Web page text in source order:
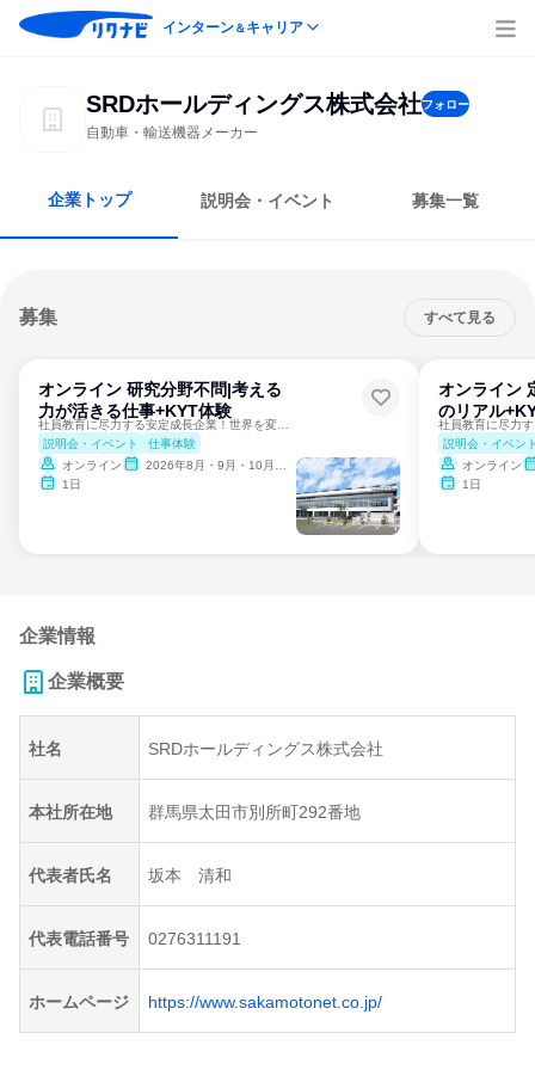
インターン＆キャリア
SRDホールディングス株式会社フォロー
自動車・輸送機器メーカー
企業トップ 説明会・イベント 募集一覧
募集 すべて見る
オンライン 研究分野不問|考える
力が活きる仕事+KYT体験
説明会・イベント
仕事体験
オンライン
2026年8月・9月・10月・11月・12月
1日
オンライン
のリアル
説明会・イベン
オンライン
1日
企業情報
企業概要
社名 SRDホールディングス株式会社
本社所在地 群馬県太田市別所町292番地
代表者氏名 坂本 清和
代表電話番号 0276311191
ホームページ https://www.sakamotonet.co.jp/